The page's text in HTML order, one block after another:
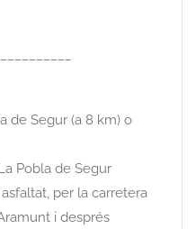
de Segur (a 8 km) o
Pobla de Segur
per la carretera
i després